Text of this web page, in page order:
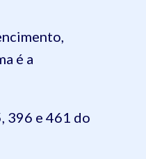
é a
396 e 461 do